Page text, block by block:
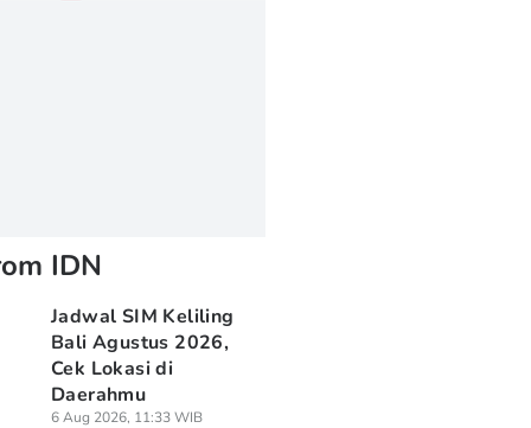
IDN
Jadwal SIM Keliling
Bali Agustus 2026,
Cek Lokasi di
Daerahmu
6 Aug 2026, 11:33 WIB